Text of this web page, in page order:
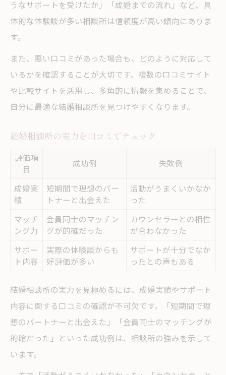
うなサポートを受けたか」「成婚までの流れ」など、具
体的な体験談が多い相談所は信頼度が高い傾向にありま
す。
また、悪い口コミがあった場合も、どのように対応して
いるかを確認することが大切です。複数の口コミサイト
や比較サイトを活用し、多角的に情報を集めることで、
自分に最適な結婚相談所を見つけやすくなります。
結婚相談所の実力を口コミでチェック
評価項
目
成功例 失敗例
成婚実
績
短期間で理想のパー
トナーと出会えた
活動がうまくいかなか
った
マッチ
ング力
会員同士のマッチン
グが的確だった
カウンセラーとの相性
が合わなかった
サポー
ト内容
実際の体験談からも
好評価が多い
サポートが十分でなか
ったとの声もある
結婚相談所の実力を見極めるには、成婚実績やサポート
内容に関する口コミの確認が不可欠です。「短期間で理
想のパートナーと出会えた」「会員同士のマッチングが
的確だった」といった成功例は、相談所の強みを示して
います。